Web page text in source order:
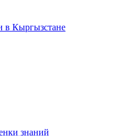
в Кыргызстане
знаний